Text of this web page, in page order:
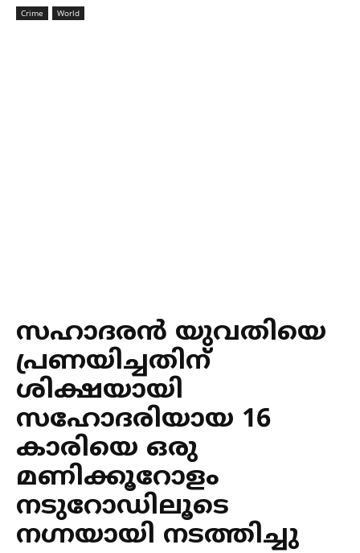
Crime World
സഹാദരന്‍ യുവതിയെ
പ്രണയിച്ചതിന്
ശിക്ഷയായി
സഹോദരിയായ 16
കാരിയെ ഒരു
മണിക്കൂറോളം
നടുറോഡിലൂടെ
നഗ്നയായി നടത്തിച്ചു